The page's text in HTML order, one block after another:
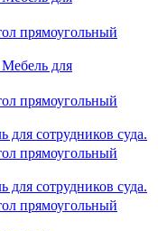
прямоугольный
прямоугольный
прямоугольный
прямоугольный